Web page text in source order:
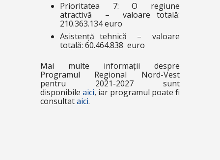
Prioritatea 7: O regiune
atractivă – valoare totală:
210.363.134 euro
Asistență tehnică – valoare
totală: 60.464.838 euro
Mai multe informații despre
Programul Regional Nord-Vest
pentru 2021-2027 sunt
disponibile aici, iar programul poate fi
consultataici.